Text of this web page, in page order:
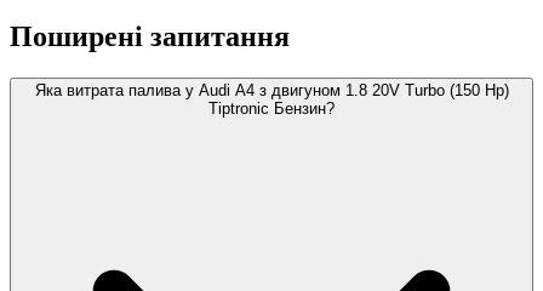
Поширені запитання
Яка витрата палива у Audi A4 з двигуном 1.8 20V Turbo (150 Hp)
Tiptronic Бензин?